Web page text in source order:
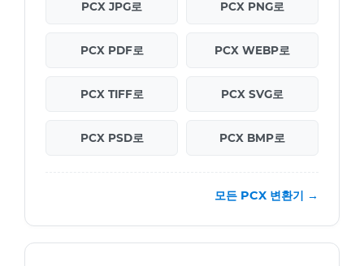
PCX JPG로 PCX PNG로
PCX PDF로 PCX WEBP로
PCX TIFF로 PCX SVG로
PCX PSD로 PCX BMP로
모든 PCX 변환기 →